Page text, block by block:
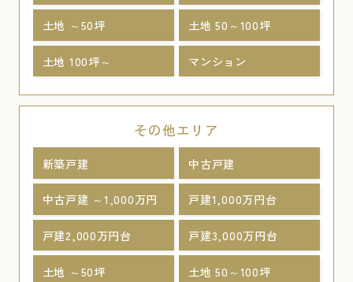
土地 ～50坪 土地 50～100坪
土地 100坪～ マンション
その他エリア
新築戸建 中古戸建
中古戸建 ～1,000万円 戸建1,000万円台
戸建2,000万円台 戸建3,000万円台
土地 ～50坪 土地 50～100坪